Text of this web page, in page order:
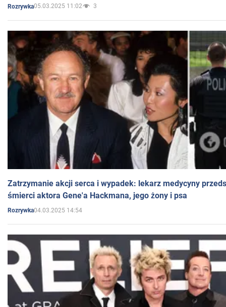
Rozrywka05.03.2025 11:02 3
Zatrzymanie akcji serca i wypadek: lekarz medycyny
śmierci aktora Gene'a Hackmana, jego żony i psa
Rozrywka04.03.2025 14:54